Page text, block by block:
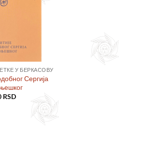
У БЕРКАСОВУ
Сергија
RSD